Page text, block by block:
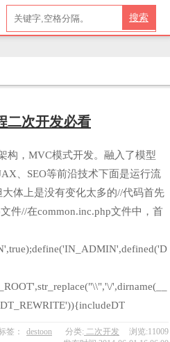
搜索
二次开发必看
构，MVC模式开发。融入了模型
、SEO等前沿技术下面是运行流
体上是没有变化太多的//代码首先
件//在common.inc.php文件中，首
',dirname(__
签： destoon 分类: 二次开发
浏览:11009